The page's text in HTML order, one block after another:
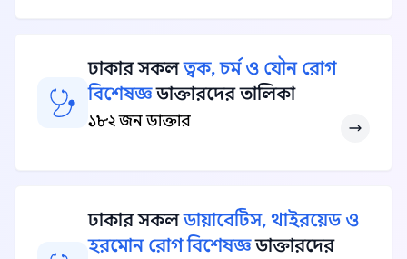
ঢাকার সকলত্বক, চর্ম ও যৌন রোগ
বিশেষজ্ঞডাক্তারদের তালিকা
১৮২ জন ডাক্তার
ঢাকার সকলডায়াবেটিস, থাইরয়েড ও
হরমোন রোগ বিশেষজ্ঞডাক্তারদের